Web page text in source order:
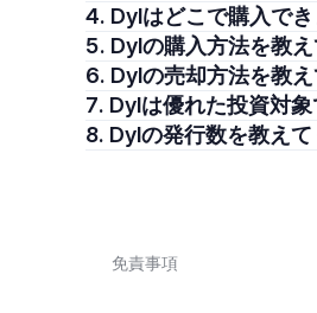
4. Dylはどこで購入で
5. Dylの購入方法を教
6. Dylの売却方法を教
7. Dylは優れた投資対
8. Dylの発行数を教え
免責事項